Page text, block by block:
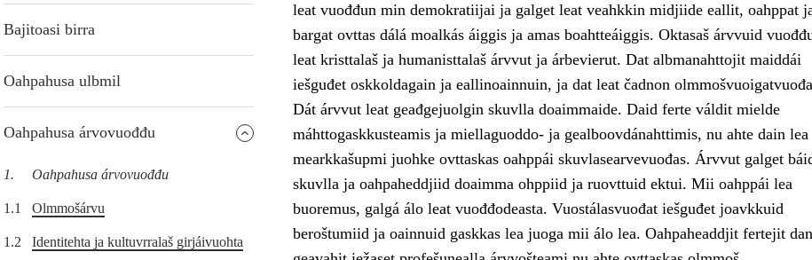
Bajitoasi birra
Oahpahusa ulbmil
Oahpahusa árvovuođđu
1. Oahpahusa árvovuođđu
1.1 Olmmošárvu
1.2 Identitehta ja kultuvrralaš girjáivuohta
leat vuođđun min demokratiijai ja galget leat veahkkin midjiide eallit, oahppat
bargat ovttas dálá moalkás áiggis ja amas boahtteáiggis. Oktasaš árvvuid
leat kristtalaš ja humanisttalaš árvvut ja árbevierut. Dat albmanahttojit maiddái
iešguđet oskkoldagain ja eallinoainnuin, ja dat leat čadnon
Dát árvvut leat geađgejuolgin skuvlla doaimmaide. Daid ferte váldit mielde
máhttogaskkusteamis ja miellaguoddo- ja gealboovdánahttimis, nu ahte dain lea
mearkkašupmi juohke ovttaskas oahppái skuvlasearvevuođas. Árvvut galget
skuvlla ja oahpaheddjiid doaimma ohppiid ja ruovttuid ektui. Mii oahppái lea
buoremus, galgá álo leat vuođđodeasta. Vuostálasvuođat iešguđet joavkkuid
beroštumiid ja oainnuid gaskkas lea juoga mii álo lea. Oahpaheaddjit fertejit